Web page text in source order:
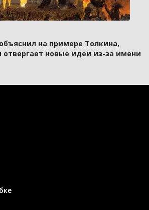
на примере Толкина,
отвергает новые идеи из-за имени